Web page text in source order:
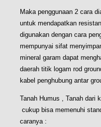
Maka penggunaan 2 cara
untuk mendapatkan
digunakan dengan cara
mempunyai sifat
mineral garam dapat
daerah titik logam rod
kabel penghubung antar
Tanah Humus , Tanah dari
cukup bisa memenuhi
caranya :